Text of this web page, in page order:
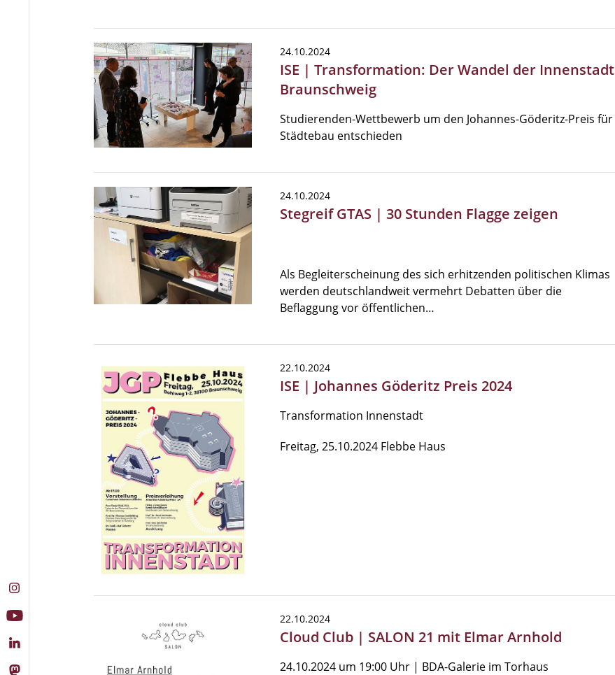
24.10.2024
ISE | Transformation: Der Wandel der Innenstadt
Braunschweig
Studierenden-Wettbewerb um den Johannes-Göderitz-Preis für
Städtebau entschieden
24.10.2024
Stegreif GTAS | 30 Stunden Flagge zeigen
Als Begleiterscheinung des sich erhitzenden politischen Klimas
werden deutschlandweit vermehrt Debatten über die
Beflaggung vor öffentlichen…
22.10.2024
ISE | Johannes Göderitz Preis 2024
Transformation Innenstadt
Freitag, 25.10.2024 Flebbe Haus
22.10.2024
Cloud Club | SALON 21 mit Elmar Arnhold
24.10.2024 um 19:00 Uhr | BDA-Galerie im Torhaus